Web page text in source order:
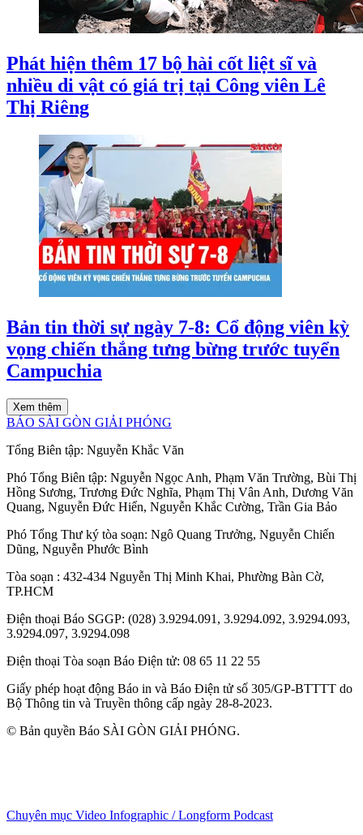
Phát hiện thêm 17 bộ hài cốt liệt sĩ và
nhiều di vật có giá trị tại Công viên Lê
Thị Riêng
Bản tin thời sự ngày 7-8: Cổ động viên kỳ
vọng chiến thắng tưng bừng trước tuyển
Campuchia
Xem thêm
BÁO SÀI GÒN GIẢI PHÓNG
Tổng Biên tập: Nguyễn Khắc Văn
Phó Tổng Biên tập: Nguyễn Ngọc Anh, Phạm Văn Trường, Bùi Thị
Hồng Sương, Trương Đức Nghĩa, Phạm Thị Vân Anh, Dương Văn
Quang, Nguyễn Đức Hiển, Nguyễn Khắc Cường, Trần Gia Bảo
Phó Tổng Thư ký tòa soạn: Ngô Quang Trưởng, Nguyễn Chiến
Dũng, Nguyễn Phước Bình
Tòa soạn : 432-434 Nguyễn Thị Minh Khai, Phường Bàn Cờ,
TP.HCM
Điện thoại Báo SGGP: (028) 3.9294.091, 3.9294.092, 3.9294.093,
3.9294.097, 3.9294.098
Điện thoại Tòa soạn Báo Điện tử: 08 65 11 22 55
Giấy phép hoạt động Báo in và Báo Điện tử số 305/GP-BTTTT do
Bộ Thông tin và Truyền thông cấp ngày 28-8-2023.
© Bản quyền Báo SÀI GÒN GIẢI PHÓNG.
Chuyên mục Video Infographic / Longform Podcast